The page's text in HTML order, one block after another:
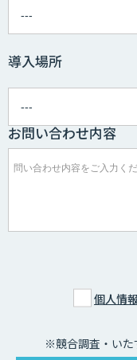
導入場所
お問い合わせ内容
個人情
※競合調査・いた